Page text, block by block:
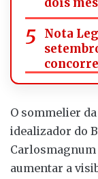
Nota
O sommelier
idealizador do
Carlosmagnum
aumentar a